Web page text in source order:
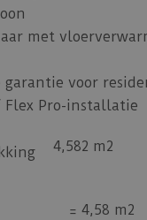
met
garantie voor
Pro-installatie
4,582 m2
= 4,58 m2